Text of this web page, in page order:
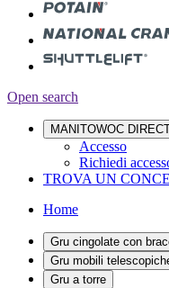
Open search
MANITOWOC
Accesso
Richiedi
TROVA UN
Home
Gru cingolate con
Gru mobili
Gru a torre